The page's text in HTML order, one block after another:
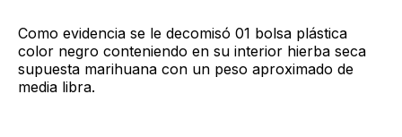
Como evidencia se le decomisó 01 bolsa plástica
color negro conteniendo en su interior hierba seca
supuesta marihuana con un peso aproximado de
media libra.